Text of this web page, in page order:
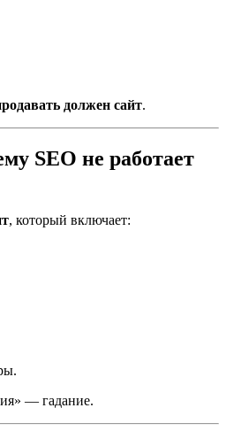
должен сайт.
SEO не работает
, который включает:
— гадание.